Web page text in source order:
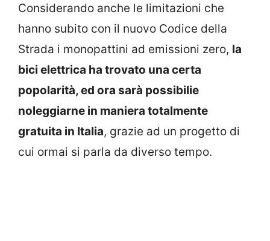
Considerando anche le limitazioni che
hanno subito con il nuovo Codice della
Strada i monopattini ad emissioni zero, la
bici elettrica ha trovato una certa
popolarità, ed ora sarà possibilie
noleggiarne in maniera totalmente
gratuita in Italia, grazie ad un progetto di
cui ormai si parla da diverso tempo.